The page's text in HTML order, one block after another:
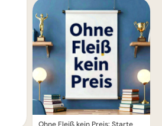
Ohne Fleiß kein Preis: Starte